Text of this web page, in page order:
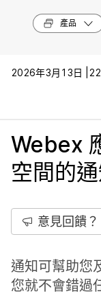
產品
2026年3月13日 |
Webex
空間的
意見回饋？
通知可幫助您
您就不會錯過